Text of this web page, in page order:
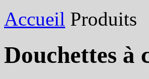
Accueil Produits
Douchettes à